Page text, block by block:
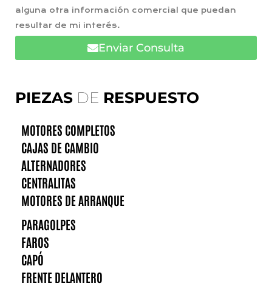
PIEZAS DE RESPUESTO
MOTORES COMPLETOS
CAJAS DE CAMBIO
ALTERNADORES
CENTRALITAS
MOTORES DE ARRANQUE
PARAGOLPES
FAROS
CAPÓ
FRENTE DELANTERO
alguna otra información comercial que puedan
resultar de mi interés.
Enviar Consulta